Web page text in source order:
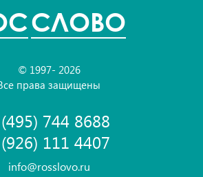
СЛОВО
© 1997- 2026
права защищены
744 8688
111 4407
info@rosslovo.ru